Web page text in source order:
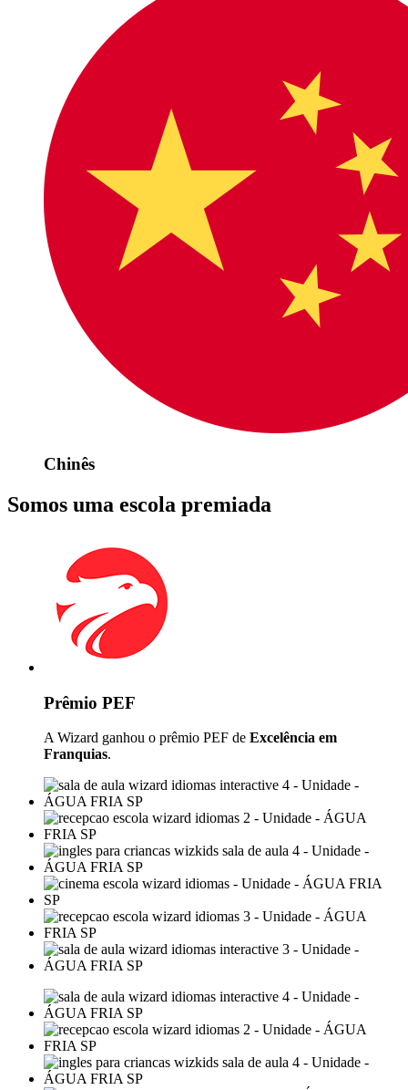
Chinês
Somos uma escola premiada
Prêmio PEF
A Wizard ganhou o prêmio PEF de Excelência em
Franquias.